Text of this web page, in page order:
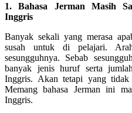
1. Bahasa Jerman Masih
Inggris
Banyak sekali yang merasa
susah untuk di pelajari.
sesungguhnya. Sebab
banyak jenis huruf serta
Inggris. Akan tetapi yang tidak
Memang bahasa Jerman ini
Inggris.